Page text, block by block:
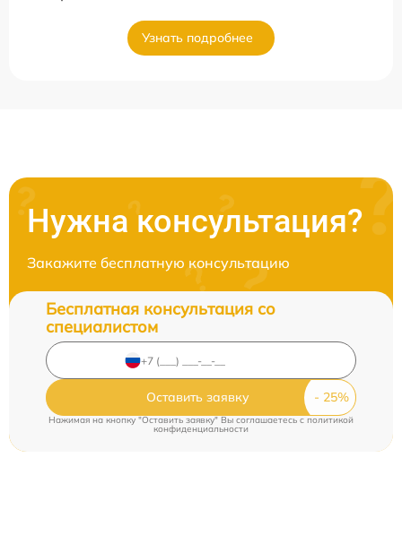
Узнать подробнее
Нужна консультация?
Закажите бесплатную консультацию
Бесплатная консультация со
специалистом
Оставить заявку
Нажимая на кнопку "Оставить заявку" Вы соглашаетесь c политикой
конфиденциальности